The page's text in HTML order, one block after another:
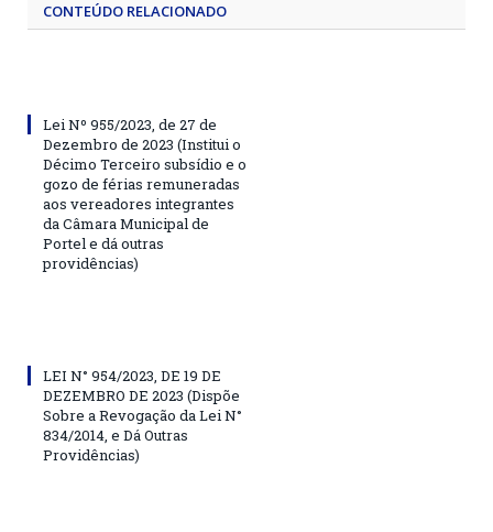
CONTEÚDO RELACIONADO
Lei Nº 955/2023, de 27 de
Dezembro de 2023 (Institui o
Décimo Terceiro subsídio e o
gozo de férias remuneradas
aos vereadores integrantes
da Câmara Municipal de
Portel e dá outras
providências)
LEI N° 954/2023, DE 19 DE
DEZEMBRO DE 2023 (Dispõe
Sobre a Revogação da Lei N°
834/2014, e Dá Outras
Providências)